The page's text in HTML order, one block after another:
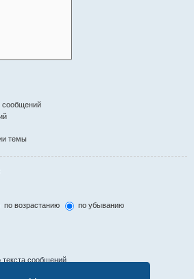
сообщений
темы
по возрастанию
по убыванию
сообщений.